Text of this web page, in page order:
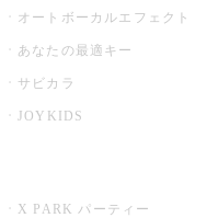
オートボーカルエフェクト
あなたの最適キー
サビカラ
JOYKIDS
X PARK パーティー